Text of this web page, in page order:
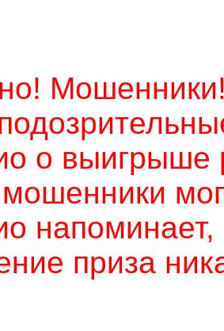
о выигрыше
напоминает,
приза